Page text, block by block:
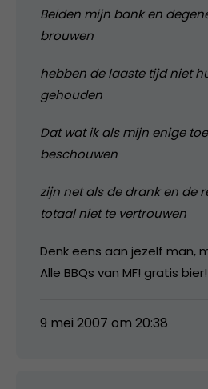
Beiden mijn bank en
brouwen
hebben de laaste tijd niet
gehouden
Dat wat ik als mijn enige
beschouwen
zijn net als de drank en de
totaal niet te vertrouwen
Denk eens aan jezelf man,
Alle BBQs van MF! gratis bier!
9 mei 2007 om 20:38